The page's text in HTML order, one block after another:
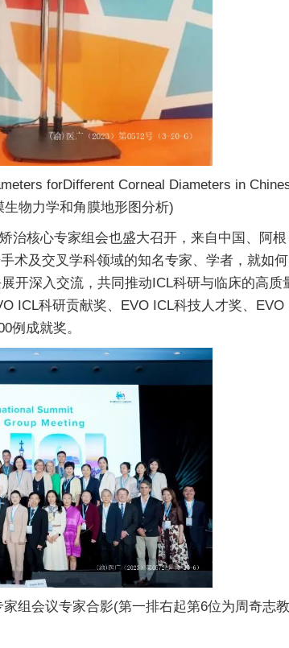
forDifferent Corneal Diameters in
物力学和角膜地形图分析)
核心专家组会也盛大召开，来自中国、阿根
术及交叉学科领域的知名专家、学者，就如何
开深入交流，共同推动ICL科研与临床的高质
ICL科研贡献奖、EVO ICL科技人才奖、EVO
例成就奖。
会议专家合影(第一排右起第6位为周奇志教